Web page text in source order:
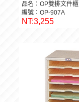
品名：OP雙排文件櫃
編號：OP-907A
NT:3,255